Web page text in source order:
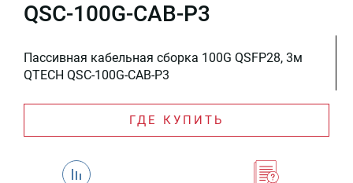
QSC-100G-CAB-P3
Пассивная кабельная сборка 100G QSFP28, 3м
QTECH QSC-100G-CAB-P3
ГДЕ КУПИТЬ